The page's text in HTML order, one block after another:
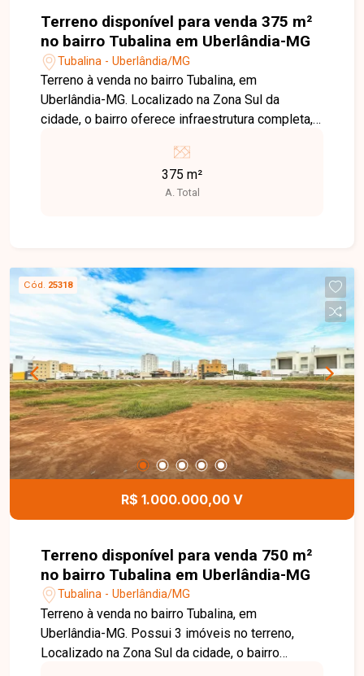
Terreno disponível para venda 375 m²
no bairro Tubalina em Uberlândia-MG
Tubalina - Uberlândia/MG
Terreno à venda no bairro Tubalina, em
Uberlândia-MG. Localizado na Zona Sul da
cidade, o bairro oferece infraestrutura completa,
eficiente e coleta de lixo regular. Além disso,
conta com escolas, unidades de saúde, comércio
variado e áreas verdes, proporcionando
a mobilidade para outras regiões. Ideal para
investidores e construtores que buscam um local
estratégico para desenvolvimento de projetos
residenciais ou comerciais. Disponibilidade e
valores sujeitos a alteração. Imagem ilustrativa.
375 m²
A. Total
Cód. 25318
R$ 1.000.000,00 V
Terreno disponível para venda 750 m²
no bairro Tubalina em Uberlândia-MG
Tubalina - Uberlândia/MG
Terreno à venda no bairro Tubalina, em
Uberlândia-MG. Possui 3 imóveis no terreno,
Localizado na Zona Sul da cidade, o bairro